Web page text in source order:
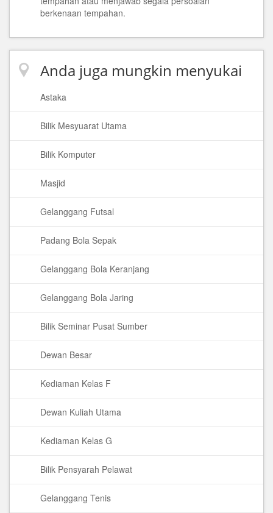
berkenaan tempahan.
Anda juga mungkin menyukai
Astaka
Bilik Mesyuarat Utama
Bilik Komputer
Masjid
Gelanggang Futsal
Padang Bola Sepak
Gelanggang Bola Keranjang
Gelanggang Bola Jaring
Bilik Seminar Pusat Sumber
Dewan Besar
Kediaman Kelas F
Dewan Kuliah Utama
Kediaman Kelas G
Bilik Pensyarah Pelawat
Gelanggang Tenis